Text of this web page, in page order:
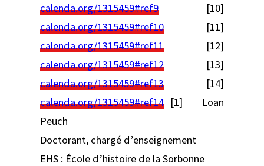
calenda.org/1315459#ref9 [10]
calenda.org/1315459#ref10 [11]
calenda.org/1315459#ref11 [12]
calenda.org/1315459#ref12 [13]
calenda.org/1315459#ref13 [14]
calenda.org/1315459#ref14 [1] Loan
Peuch
Doctorant, chargé d’enseignement
EHS : École d’histoire de la Sorbonne